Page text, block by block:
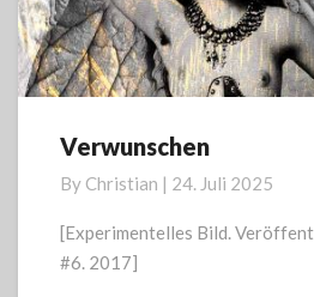
Verwunschen
Verwunschen
By Christian | 24. Juli 2025
[Experimentelles Bild.
#6. 2017]